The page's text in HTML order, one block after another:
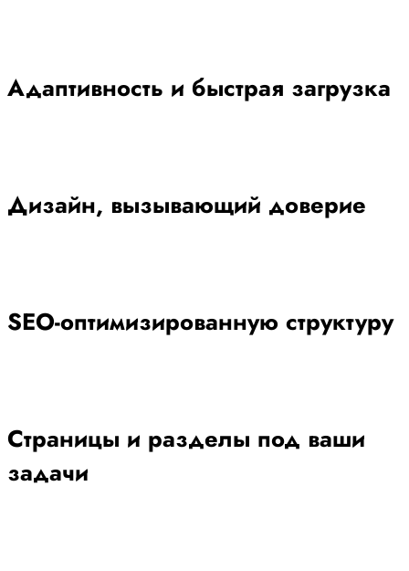
Адаптивность и быстрая загрузка
Дизайн, вызывающий доверие
SEO-оптимизированную структуру
Страницы и разделы под ваши
задачи